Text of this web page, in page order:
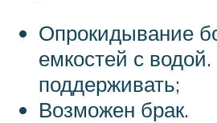
Опрокидывание
емкостей с
поддерживать;
Возможен брак.